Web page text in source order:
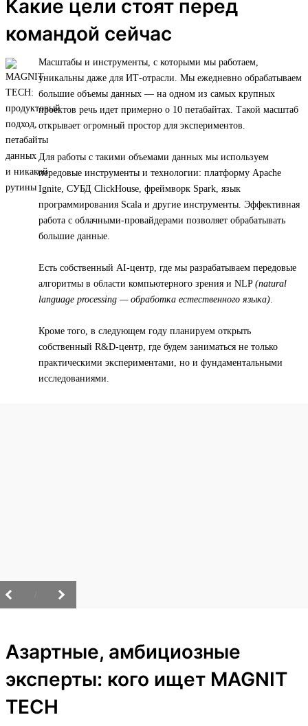
Какие цели стоят перед
командой сейчас
Масштабы и инструменты, с которыми мы работаем,
уникальны даже для ИТ-отрасли. Мы ежедневно обрабатываем
большие объемы данных — на одном из самых крупных
проектов речь идет примерно о 10 петабайтах. Такой масштаб
открывает огромный простор для экспериментов.
Для работы с такими объемами данных мы используем
передовые инструменты и технологии: платформу Apache
Ignite, СУБД ClickHouse, фреймворк Spark, язык
программирования Scala и другие инструменты. Эффективная
работа с облачными-провайдерами позволяет обрабатывать
большие данные.
Есть собственный AI-центр, где мы разрабатываем передовые
алгоритмы в области компьютерного зрения и NLP (natural
language processing — обработка естественного языка).
Кроме того, в следующем году планируем открыть
собственный R&D-центр, где будем заниматься не только
практическими экспериментами, но и фундаментальными
исследованиями.
Азартные, амбициозные
эксперты: кого ищет MAGNIT
TECH